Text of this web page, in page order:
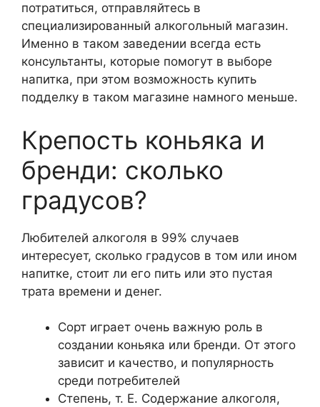
потратиться, отправляйтесь в
специализированный алкогольный магазин.
Именно в таком заведении всегда есть
консультанты, которые помогут в выборе
напитка, при этом возможность купить
подделку в таком магазине намного меньше.
Крепость коньяка и
бренди: сколько
градусов?
Любителей алкоголя в 99% случаев
интересует, сколько градусов в том или ином
напитке, стоит ли его пить или это пустая
трата времени и денег.
Сорт играет очень важную роль в
создании коньяка или бренди. От этого
зависит и качество, и популярность
среди потребителей
Степень, т. Е. Содержание алкоголя,